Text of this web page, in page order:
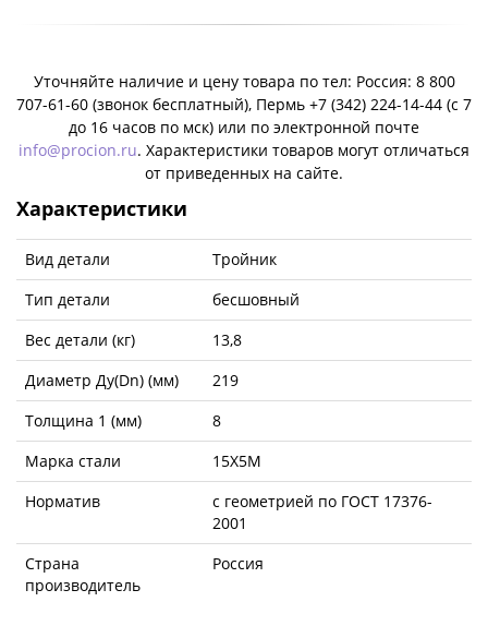
Уточняйте наличие и цену товара по тел: Россия: 8 800
707-61-60 (звонок бесплатный), Пермь +7 (342) 224-14-44 (c 7
до 16 часов по мск) или по электронной почте
info@procion.ru. Характеристики товаров могут отличаться
от приведенных на сайте.
Характеристики
Вид детали
Тройник
Тип детали
бесшовный
Вес детали (кг)
13,8
Диаметр Ду(Dn) (мм)
219
Толщина 1 (мм)
8
Марка стали
15Х5М
Норматив
с геометрией по ГОСТ 17376-
2001
Страна
производитель
Россия